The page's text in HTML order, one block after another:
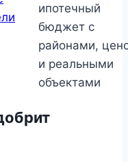
ипотечный
бюджет с
районами,
и реальными
объектами